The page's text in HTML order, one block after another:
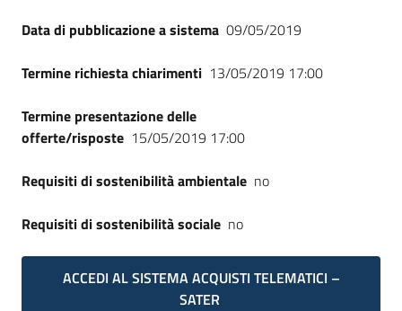
Data di pubblicazione a sistema 09/05/2019
Termine richiesta chiarimenti 13/05/2019 17:00
Termine presentazione delle
offerte/risposte 15/05/2019 17:00
Requisiti di sostenibilità ambientale no
Requisiti di sostenibilità sociale no
ACCEDI AL SISTEMA ACQUISTI TELEMATICI –
SATER